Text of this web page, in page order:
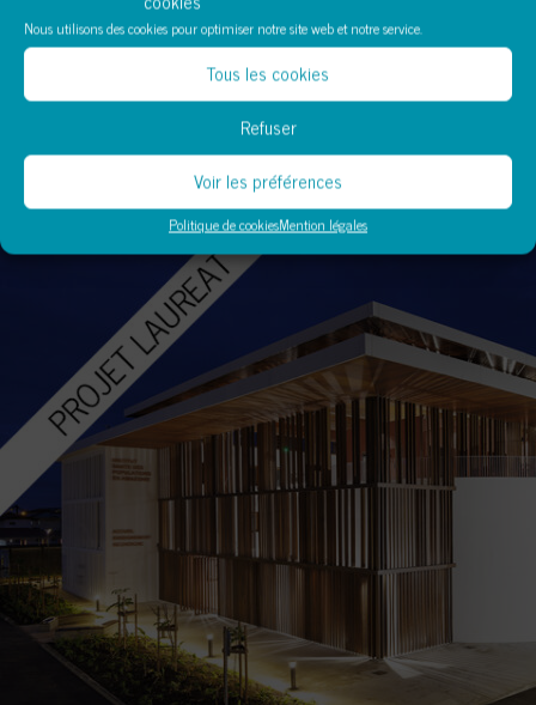
Nous utilisons des cookies pour optimiser notre site web et notre service.
Tous les cookies
Refuser
Voir les préférences
Politique de cookiesMention légales